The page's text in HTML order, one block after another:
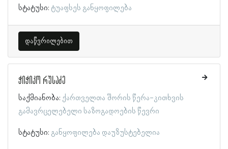
სტატუსი: ტუაფსეს განყოფილება
დაწვრილებით
ჭიჭიკო რუსაძე
საქმიანობა: ქართველთა შორის წერა-კითხვის
გამავრცელებელი საზოგადოების წევრი
სტატუსი: განყოფილება დაუზუსტებელია